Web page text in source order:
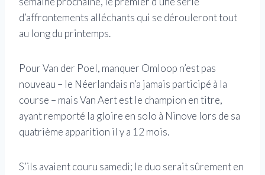
d’affrontements alléchants qui se dérouleront tout
au long du printemps.
Pour Van der Poel, manquer Omloop n’est pas
nouveau – le Néerlandais n’a jamais participé à la
course – mais Van Aert est le champion en titre,
ayant remporté la gloire en solo à Ninove lors de sa
quatrième apparition il y a 12 mois.
S’ils avaient couru samedi; le duo serait sûrement en